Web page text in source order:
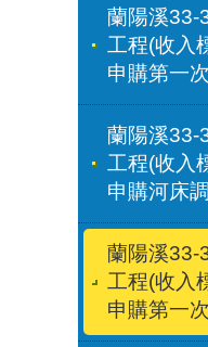
蘭陽溪33-
工程(收入
申購第一
蘭陽溪33-
工程(收入
申購河床
蘭陽溪33-
工程(收入
申購第一